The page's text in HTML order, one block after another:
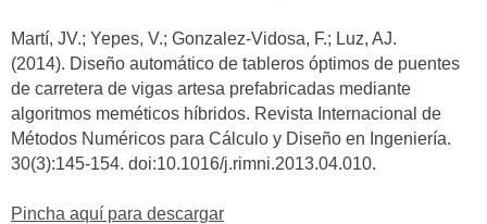
Martí, JV.; Yepes, V.; Gonzalez-Vidosa, F.; Luz, AJ.
(2014). Diseño automático de tableros óptimos de puentes
de carretera de vigas artesa prefabricadas mediante
algoritmos meméticos híbridos. Revista Internacional de
Métodos Numéricos para Cálculo y Diseño en Ingeniería.
30(3):145-154. doi:10.1016/j.rimni.2013.04.010.
Pincha aquí para descargar